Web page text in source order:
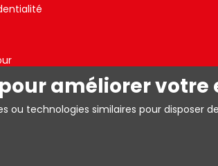
améliorer votre
ou technologies similaires pour disposer